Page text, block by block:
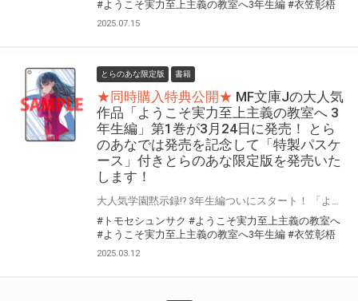
#ようこそ実力至上主義の教室へ3年生編 #衣笠彰梧
2025.07.15
とらのあな限定版 書籍
★同時購入特典公開★ MF文庫Jの大人気
作品「ようこそ実力至上主義の教室へ 3
年生編」第1巻が3月24日に発売！ とら
のあなでは発売を記念して「特製パスケ
ース」付きとらのあな限定版を発売いた
します！
#トモセシュンサク #ようこそ実力至上主義の教室へ
#ようこそ実力至上主義の教室へ3年生編 #衣笠彰梧
2025.03.12